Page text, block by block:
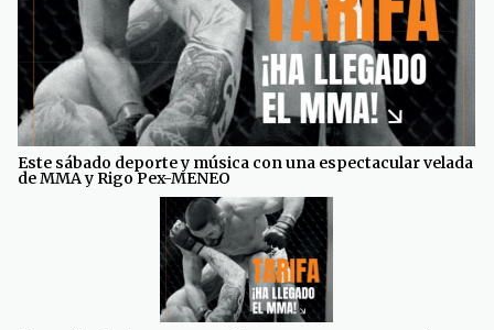
Este sábado deporte y música con una espectacular velada
de MMA y Rigo Pex-MENEO